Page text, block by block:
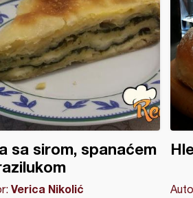
sa sirom, spanaćem
Verica Nikolić